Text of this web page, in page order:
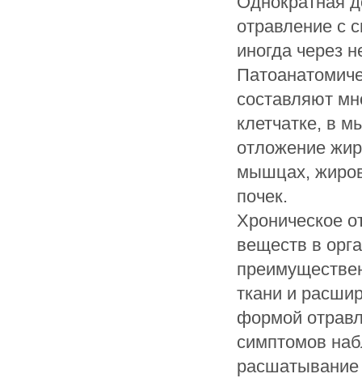
отравление с
иногда через
составляют
клетчатке, в
отложение
мышцах,
почек.
Хроническое
веществ в
ткани и
формой
симптомов